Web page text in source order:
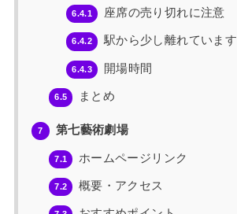
6.4.1 座席の売り切れに注意
6.4.2 駅から少し離れています
6.4.3 開場時間
6.5 まとめ
7 第七藝術劇場
7.1 ホームページリンク
7.2 概要・アクセス